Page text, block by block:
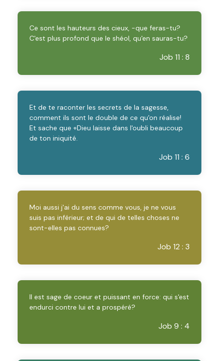
Ce sont les hauteurs des cieux, -que feras-tu?
C'est plus profond que le shéol, qu'en sauras-tu?
Job 11 : 8
Et de te raconter les secrets de la sagesse,
comment ils sont le double de ce qu'on réalise!
Et sache que +Dieu laisse dans l'oubli beaucoup
de ton iniquité.
Job 11 : 6
Moi aussi j'ai du sens comme vous, je ne vous
suis pas inférieur; et de qui de telles choses ne
sont-elles pas connues?
Job 12 : 3
Il est sage de coeur et puissant en force: qui s'est
endurci contre lui et a prospéré?
Job 9 : 4